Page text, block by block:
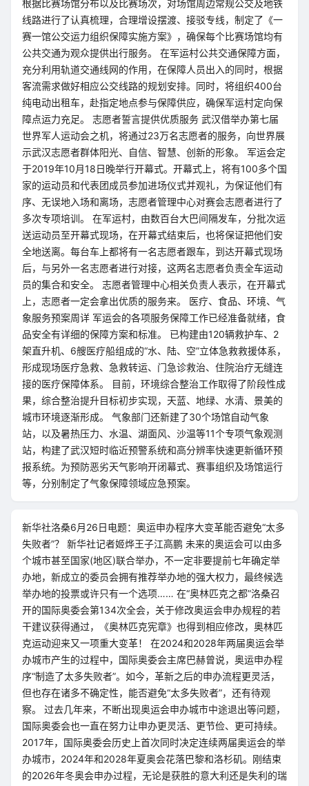
根据比赛场馆分布以及比赛场次，对场馆周边常规公交及地铁
线路进行了认真梳理，合理增设摆渡、接驳专线，制定了《一
赛一馆公交运力组织保障实施方案》，确保每个比赛场馆均有
公共交通为观众提供出行服务。 在军运村公共交通保障方面，
充分利用轨道交通线网的作用，在保障人员出入的同时，根据
客流需求做好相应公交线路的规划安排。同时，将组织400台
纯电动出租车，赴指定地点参与保障供应，确保军运村定向保
障点运力充足。 志愿者誓言提供优质服务 武汉借举办第七届
世界军人运动会之机，将通过23万名志愿者的服务，向世界展
示武汉志愿者群体阳光、自信、智慧、创新的形象。 军运会定
于2019年10月18日晚举行开幕式。开幕式上，将有100多个国
家的运动员和代表团成员参加进场仪式并观礼，为保证他们有
序、无误地入场和离场，志愿者管理中心对赛会志愿者进行了
多次专项培训。 在军运村，由数百台大巴间隔发车，分批次运
送运动员至开幕式现场，在开幕式结束后，也将保证把他们安
全地送离。每台车上都将有一名志愿者跟车，到达开幕式现场
后，与另外一名志愿者进行对接，这两名志愿者负责全车运动
员的集合和安全。 志愿者管理中心相关负责人表示，在开幕式
上，志愿者一定会拿出优质的服务来。 医疗、食品、环境、气
象服务预案周详 军运会的各项服务保障工作已经准备就绪，食
品安全有详细的保障方案和标准。 已构建由120辆救护车、2
架直升机、6艘医疗船组成的“水、陆、空”立体急救救援体系，
形成现场医疗急救、急救转运、门急诊救治、住院治疗无缝连
接的医疗保障体系。 目前，环境综合整治工作取得了阶段性成
果，综合整治提升目标初步实现，天蓝、地绿、水清、景美的
城市环境逐渐形成。 气象部门还新建了30个场馆自动气象
站，以及暑热压力、水温、湖面风、沙温等11个专项气象观测
站，构建了武汉短时临近预警系统和高分辨率快速更新循环预
报系统。为预防恶劣天气影响开闭幕式、赛事组织及场馆运行
等，分别制定了气象保障领域应急预案。
新华社洛桑6月26日电题：奥运申办程序大变革能否避免“太多
失败者”？ 新华社记者姬烨王子江高鹏 未来的奥运会可以由多
个城市甚至国家(地区)联合举办，不一定非要提前七年确定举
办地，新成立的委员会拥有推荐举办地的强大权力，最终候选
举办地的投票或许只有一个选项…… 在“奥林匹克之都”洛桑召
开的国际奥委会第134次全会，关于修改奥运会申办规程的若
干建议获得通过，《奥林匹克宪章》也得到相应修改，奥林匹
克运动迎来又一项重大变革！ 在2024和2028年两届奥运会举
办城市产生的过程中，国际奥委会主席巴赫曾说，奥运申办程
序“制造了太多失败者”。如今，革新之后的申办流程更灵活，
但也存在诸多不确定性，能否避免“太多失败者”，还有待观
察。 过去几年来，不断出现奥运会申办城市中途退出等问题，
国际奥委会也一直在努力让申办更灵活、更节俭、更可持续。
2017年，国际奥委会历史上首次同时决定连续两届奥运会的举
办城市，2024年和2028年夏奥会花落巴黎和洛杉矶。刚结束
的2026年冬奥会申办过程，无论是获胜的意大利还是失利的瑞